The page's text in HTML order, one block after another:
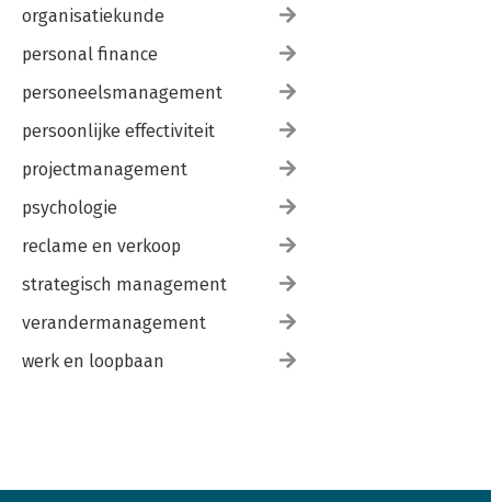
organisatiekunde
personal finance
personeelsmanagement
persoonlijke effectiviteit
projectmanagement
psychologie
reclame en verkoop
strategisch management
verandermanagement
werk en loopbaan